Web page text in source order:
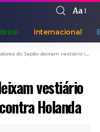
Aa
Brasil Internacional
do Japão deixam vestiário impecável após jogo contra Holanda
vestiário
Holanda